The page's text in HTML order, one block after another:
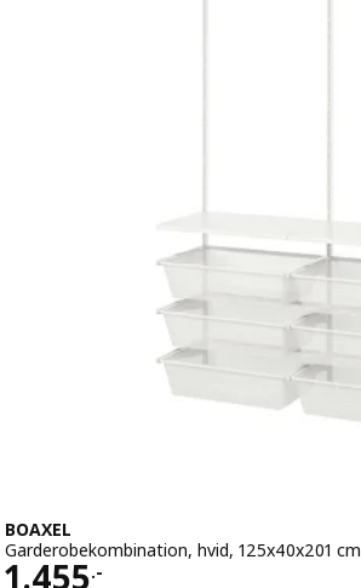
BOAXEL
Garderobekombination, hvid, 125x40x201 cm
1.455.-
Pris 1455.-